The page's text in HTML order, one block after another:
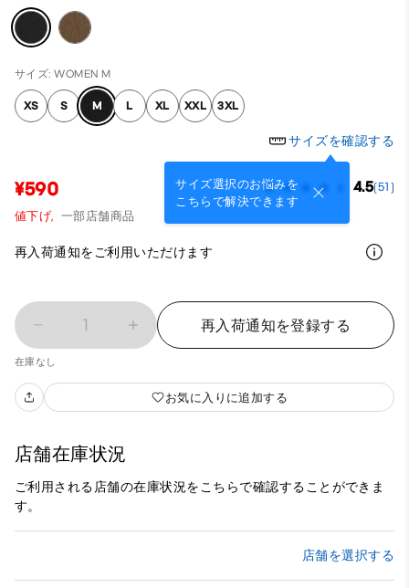
サイズ: WOMEN M
XS S M L XL XXL 3XL
サイズを確認する
サイズ選択のお悩みを
こちらで解決できます
¥590 4.5(51)
値下げ, 一部店舗商品
再入荷通知をご利用いただけます
1 再入荷通知を登録する
在庫なし
お気に入りに追加する
店舗在庫状況
ご利用される店舗の在庫状況をこちらで確認することができま
す。
店舗を選択する